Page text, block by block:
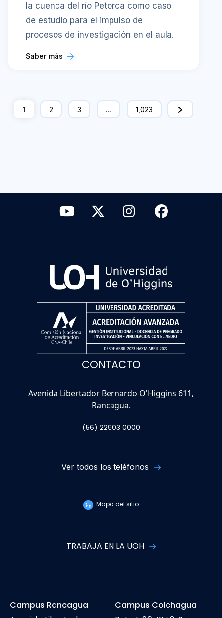
la cuenca del río Petorca como caso
de estudio para el impulso de
procesos de investigación en el aula.
Saber más
1 2 3 … 1,023
CONTACTO
Avenida Libertador Bernardo O'Higgins 611,
Rancagua.
(56) 22903 0000
Ver todos los teléfonos
Mapa del sitio
TRABAJA EN LA UOH
Campus Rancagua
Campus Colchagua